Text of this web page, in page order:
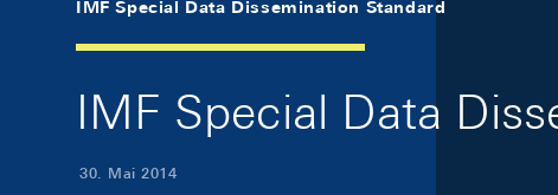
IMF Special Data Dissemination Standard
IMF Special Data
30. Mai 2014